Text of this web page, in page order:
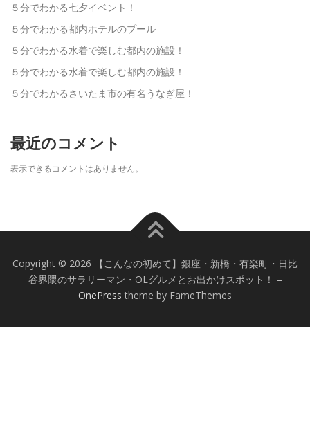
５分でわかる七夕イベント！
５分でわかる都内ホテルのプール
５分でわかる水着で楽しむ都内の施設！
５分でわかる水着で楽しむ都内の施設！
５分でわかるさいたま市の有名うなぎ屋！
最近のコメント
表示できるコメントはありません。
Copyright © 2026 【こんなの初めて】銀座・新橋・有楽町・日比
谷界隈のサラリーマン・OLグルメとお出かけスポット！ –
OnePress theme by FameThemes